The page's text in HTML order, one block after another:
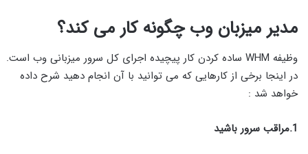
مدیر میزبان وب چگونه کار می کند؟
وظیفه WHM ساده کردن کار پیچیده اجرای کل سرور میزبانی وب است.
در اینجا برخی از کارهایی که می توانید با آن انجام دهید شرح داده
خواهد شد :
1.مراقب سرور باشید